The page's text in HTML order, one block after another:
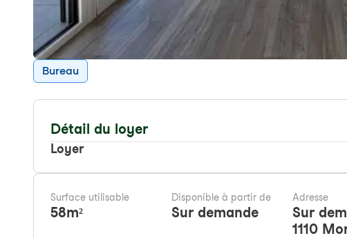
Bureau
Détail du loyer
Loyer
Surface utilisable
58m²
Disponible à partir de
Sur demande
Adresse
Sur
1110